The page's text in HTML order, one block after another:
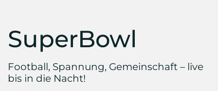
SuperBowl
Football, Spannung, Gemeinschaft – live
bis in die Nacht!